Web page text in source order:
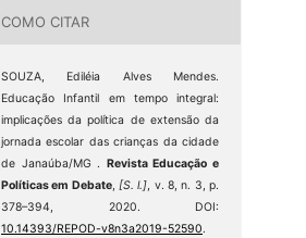
COMO CITAR
SOUZA, Ediléia Alves Mendes.
Educação Infantil em tempo integral:
implicações da política de extensão da
jornada escolar das crianças da cidade
de Janaúba/MG . Revista Educação e
Políticas em Debate,[S. l.], v. 8, n. 3, p.
378–394, 2020. DOI:
10.14393/REPOD-v8n3a2019-52590.